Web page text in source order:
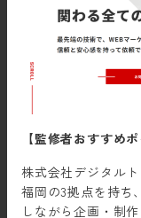
【監修者おすすめポ
株式会社デジタルト
福岡の3拠点を持ち
しながら企画・制